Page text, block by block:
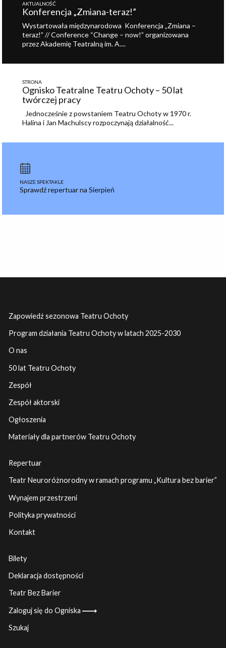
AKTUALNOŚĆ
Konferencja „Zmiana-teraz!”
Wystartowała międzynarodowa Konferencja „Zmiana –
teraz!” // Conference “Change – now!” organizowana
przez Akademię Teatralną im. A....
STRONA
Ognisko Teatralne Teatru Ochoty – 50 lat
twórczej pracy
Jednocześnie z powstaniem Teatru Ochoty w 1970 r.
Halina i Jan Machulscy rozpoczynają działalność...
NASZE SPEKTAKLE
Sprawdź repertuar na Sierpień
Zapowiedź sezonowa Teatru Ochoty
Program działania Teatru Ochoty w latach 2025-2030
O nas
50 lat Teatru Ochoty
Zespół
Zespół aktorski
Ogłoszenia
Materiały dla partnerów Teatru Ochoty
Repertuar
Teatr Neuroróżnorodny w ramach programu „Kultura bez barier”
Wynajem przestrzeni
Polityka prywatności
Kontakt
Bilety
Deklaracja dostępności
Teatr Bez Barier
Zaloguj się do Ogniska
Szukaj